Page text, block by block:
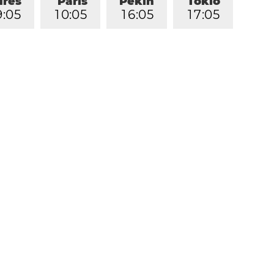
1 7:05
1 6:05
1 0:05
:05